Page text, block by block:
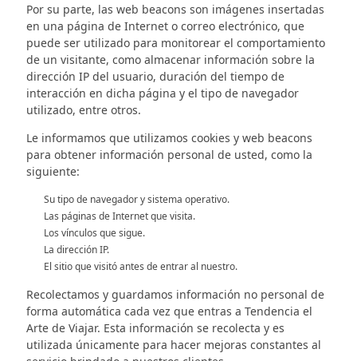
Por su parte, las web beacons son imágenes insertadas
en una página de Internet o correo electrónico, que
puede ser utilizado para monitorear el comportamiento
de un visitante, como almacenar información sobre la
dirección IP del usuario, duración del tiempo de
interacción en dicha página y el tipo de navegador
utilizado, entre otros.
Le informamos que utilizamos cookies y web beacons
para obtener información personal de usted, como la
siguiente:
Su tipo de navegador y sistema operativo.
Las páginas de Internet que visita.
Los vínculos que sigue.
La dirección IP.
El sitio que visitó antes de entrar al nuestro.
Recolectamos y guardamos información no personal de
forma automática cada vez que entras a Tendencia el
Arte de Viajar. Esta información se recolecta y es
utilizada únicamente para hacer mejoras constantes al